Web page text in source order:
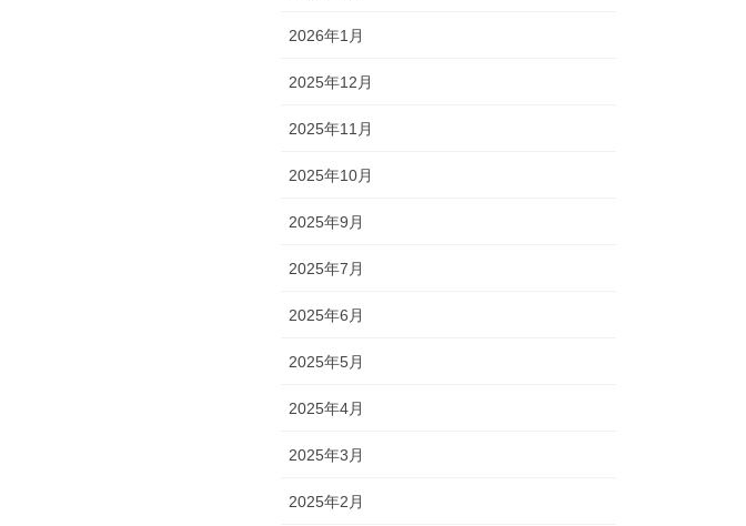
2026年1月
2025年12月
2025年11月
2025年10月
2025年9月
2025年7月
2025年6月
2025年5月
2025年4月
2025年3月
2025年2月